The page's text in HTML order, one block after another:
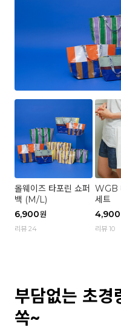
올웨이즈 타포린 쇼퍼
백 (M/L)
6,900원
리뷰 24
WGB
세트
4,900
리뷰 10
부담없는 초경
쏙~